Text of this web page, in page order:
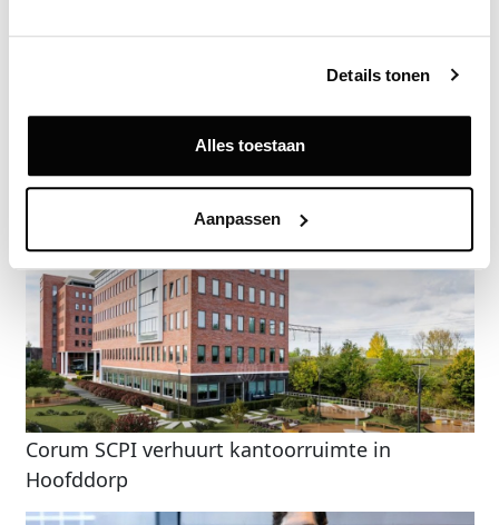
Details tonen
Alles toestaan
Aanpassen
Gerelateerde nieuwsberichten
Corum SCPI verhuurt kantoorruimte in
Hoofddorp